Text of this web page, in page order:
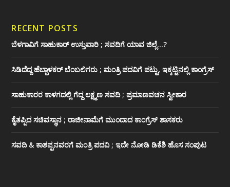
RECENT POSTS
ಬೆಳಗಾವಿಗೆ ಸಾಹುಕಾರ್ ಉಸ್ತುವಾರಿ ; ಸವದಿಗೆ ಯಾವ ಜಿಲ್ಲೆ…?
ಸಿಡಿದೆದ್ದ ಹೆಬ್ಬಾಳಕರ್ ಬೆಂಬಲಿಗರು ; ಮಂತ್ರಿ ಪದವಿಗೆ ‌ಪಟ್ಟು, ಇಕ್ಕಟ್ಟಿನಲ್ಲಿ ಕಾಂಗ್ರೆಸ್
ಸಾಹುಕಾರರ ಕಾಳಗದಲ್ಲಿ ಗೆದ್ದ ಲಕ್ಷ್ಮಣ ಸವದಿ ; ಪ್ರಮಾಣವಚನ ಸ್ವೀಕಾರ
ಕೈತಪ್ಪಿದ ಸಚಿವಸ್ಥಾನ ; ರಾಜೀನಾಮೆಗೆ ಮುಂದಾದ ಕಾಂಗ್ರೆಸ್ ‌ಶಾಸಕರು
ಸವದಿ & ಕಾಶಪ್ಪನವರಗೆ ಮಂತ್ರಿ ಪದವಿ ; ಇದೇ ನೋಡಿ‌ ಡಿಕೆಶಿ ಹೊಸ ಸಂಪುಟ